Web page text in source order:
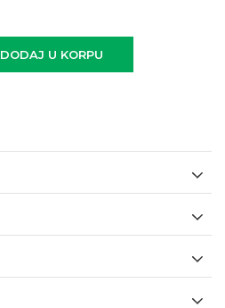
DODAJ U KORPU